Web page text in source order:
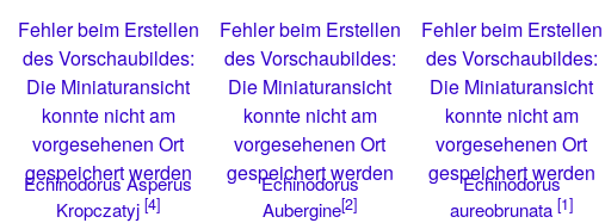
Fehler beim Erstellen
des Vorschaubildes:
Die Miniaturansicht
konnte nicht am
vorgesehenen Ort
gespeichert werden
Echinodorus Asperus
Kropczatyj [4]
Fehler beim Erstellen
des Vorschaubildes:
Die Miniaturansicht
konnte nicht am
vorgesehenen Ort
gespeichert werden
Echinodorus
Aubergine[2]
Fehler beim Erstellen
des Vorschaubildes:
Die Miniaturansicht
konnte nicht am
vorgesehenen Ort
gespeichert werden
Echinodorus
aureobrunata [1]